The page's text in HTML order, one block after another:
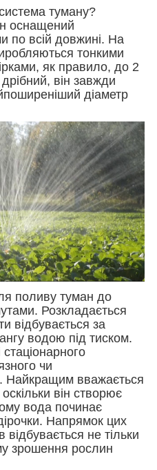
туману?
оснащений
по всій довжині. На
тонкими
як правило, до 2
він завжди
діаметр
поливу туман до
Розкладається
відбувається за
водою під тиском.
чи
Найкращим вважається
він створює
вода починає
Напрямок цих
відбувається не тільки
зрошення рослин